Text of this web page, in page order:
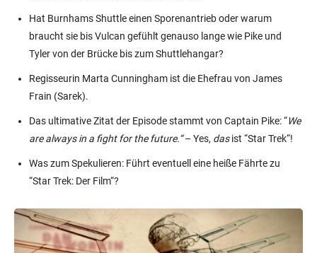
Hat Burnhams Shuttle einen Sporenantrieb oder warum
braucht sie bis Vulcan gefühlt genauso lange wie Pike und
Tyler von der Brücke bis zum Shuttlehangar?
Regisseurin Marta Cunningham ist die Ehefrau von James
Frain (Sarek).
Das ultimative Zitat der Episode stammt von Captain Pike: “We
are always in a fight for the future.“– Yes, dasist “Star Trek“!
Was zum Spekulieren: Führt eventuell eine heiße Fährte zu
“Star Trek: Der Film“?